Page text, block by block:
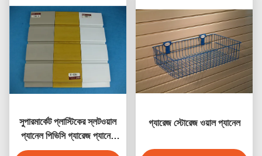
সুপারমার্কেট প্লাস্টিকের স্লটওয়াল
প্যানেল পিভিসি গ্যারেজ প্যানেল
জলরোধী
গ্যারেজ স্টোরেজ ওয়াল প্যানেল